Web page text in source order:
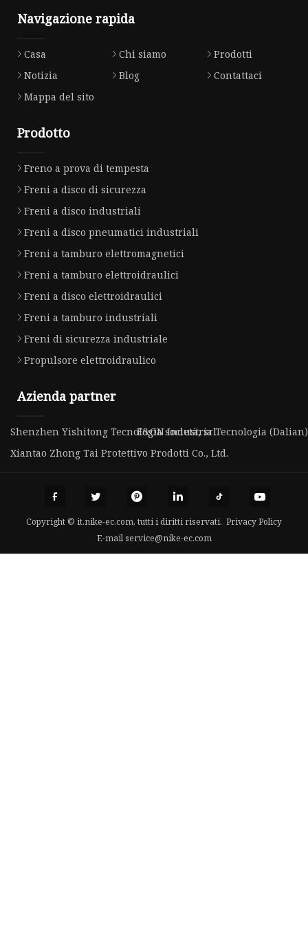
Navigazione rapida
Casa Chi siamo
Prodotti
Notizia
Blog
Contattaci
Mappa del sito
Prodotto
Freno a prova di tempesta
Freni a disco di sicurezza
Freni a disco industriali
Freni a disco pneumatici industriali
Freni a tamburo elettromagnetici
Freni a tamburo elettroidraulici
Freni a disco elettroidraulici
Freni a tamburo industriali
Freni di sicurezza industriale
Propulsore elettroidraulico
Azienda partner
Shenzhen Yishitong Tecnologia società, srlE&ON Industria Tecnologia (Dalian)
Xiantao Zhong Tai Protettivo Prodotti Co., Ltd.
Copyright © it.nike-ec.com, tutti i diritti riservati. Privacy Policy
E-mail service@nike-ec.com